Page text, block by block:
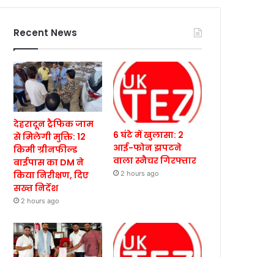
Recent News
देहरादून ट्रैफिक जाम
से मिलेगी मुक्ति: 12
किमी ग्रीनफील्ड
बाईपास का DM ने
किया निरीक्षण, दिए
सख्त निर्देश
2 hours ago
6 घंटे में खुलासा: 2
आई-फोन झपटने
वाला स्नैचर गिरफ्तार
2 hours ago